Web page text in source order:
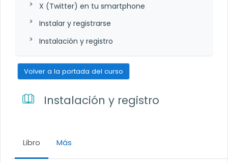
X (Twitter) en tu smartphone
Instalar y registrarse
Instalación y registro
Volver a la portada del curso
Instalación y registro
Libro Más